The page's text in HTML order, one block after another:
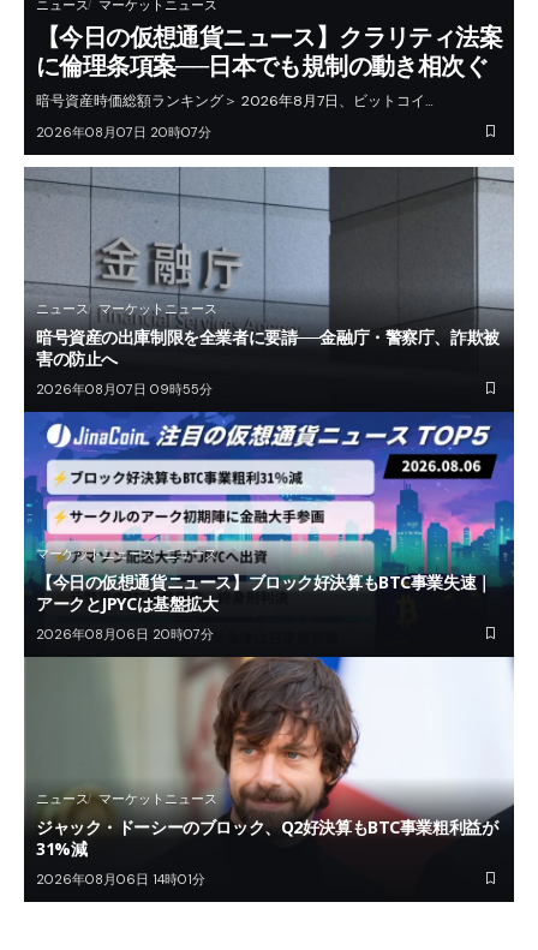
ニュース マーケットニュース
【今日の仮想通貨ニュース】クラリティ法案
に倫理条項案──日本でも規制の動き相次ぐ
暗号資産時価総額ランキング＞ 2026年8月7日、ビットコイ…
2026年08月07日 20時07分
ニュース マーケットニュース
暗号資産の出庫制限を全業者に要請──金融庁・警察庁、詐欺被
害の防止へ
2026年08月07日 09時55分
マーケットニュース ニュース
【今日の仮想通貨ニュース】ブロック好決算もBTC事業失速｜
アークとJPYCは基盤拡大
2026年08月06日 20時07分
ニュース マーケットニュース
ジャック・ドーシーのブロック、Q2好決算もBTC事業粗利益が
31%減
2026年08月06日 14時01分